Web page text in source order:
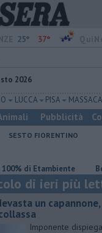
25° 37°
2026
LUCCA PISA MASSA
Pubblicità
SESTO FIORENTINO
Etambiente ​Benzina,
di ieri più
un
Imponente